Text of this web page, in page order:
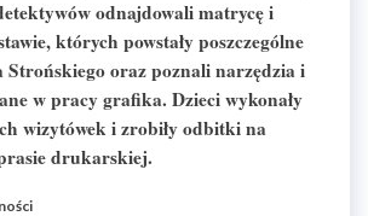
odnajdowali matrycę i
których powstały poszczególne
oraz poznali narzędzia i
w pracy grafika. Dzieci wykonały
wizytówek i zrobiły odbitki na
drukarskiej.